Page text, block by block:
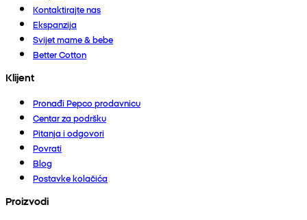
Kontaktirajte nas
Ekspanzija
Svijet mame & bebe
Better Cotton
Klijent
Pronađi Pepco prodavnicu
Centar za podršku
Pitanja i odgovori
Povrati
Blog
Postavke kolačića
Proizvodi